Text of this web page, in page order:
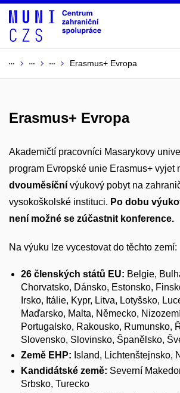
Erasmus+ Evropa
Erasmus+ Evropa
Akademičtí pracovníci Masarykovy
program Evropské unie Erasmus+ vyjet
dvouměsíční výukový pobyt na
vysokoškolské instituci. Po dobu
není možné se zúčastnit konference.
Na výuku lze vycestovat do těchto zemí:
26 členských států EU: Belgie,
Chorvatsko, Dánsko, Estonsko,
Irsko, Itálie, Kypr, Litva, Lotyšsko,
Maďarsko, Malta, Německo,
Portugalsko, Rakousko, Rumunsko,
Slovensko, Slovinsko, Španělsko,
Země EHP: Island, Lichtenštejnsko,
Kandidátské země: Severní
Srbsko, Turecko